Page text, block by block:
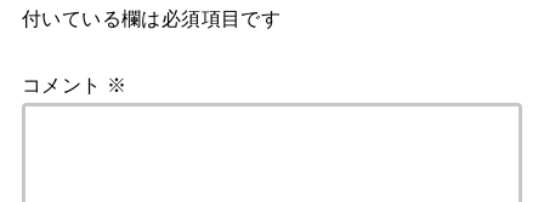
付いている欄は必須項目です
コメント ※